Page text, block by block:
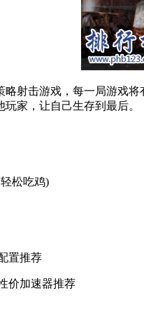
击游戏，每一局游戏将
家，让自己生存到最后。
松吃鸡)
置推荐
价加速器推荐